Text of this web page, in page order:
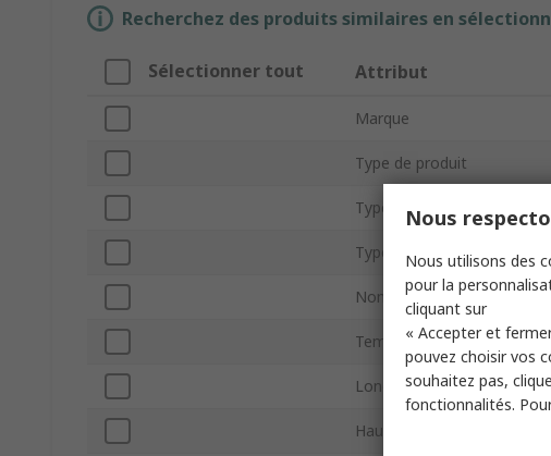
Recherchez des produits similaires en
Sélectionner tout Attribut
Marque
Type de produit
Type de Boitier
Type de montage
Nombre de broches
Température d'utilisation
Longueur
Hauteur
Nous
Nous utilisons des
pour la
cliquant sur
« Accepter et
pouvez choisir vos
souhaitez pas,
fonctionnalités.